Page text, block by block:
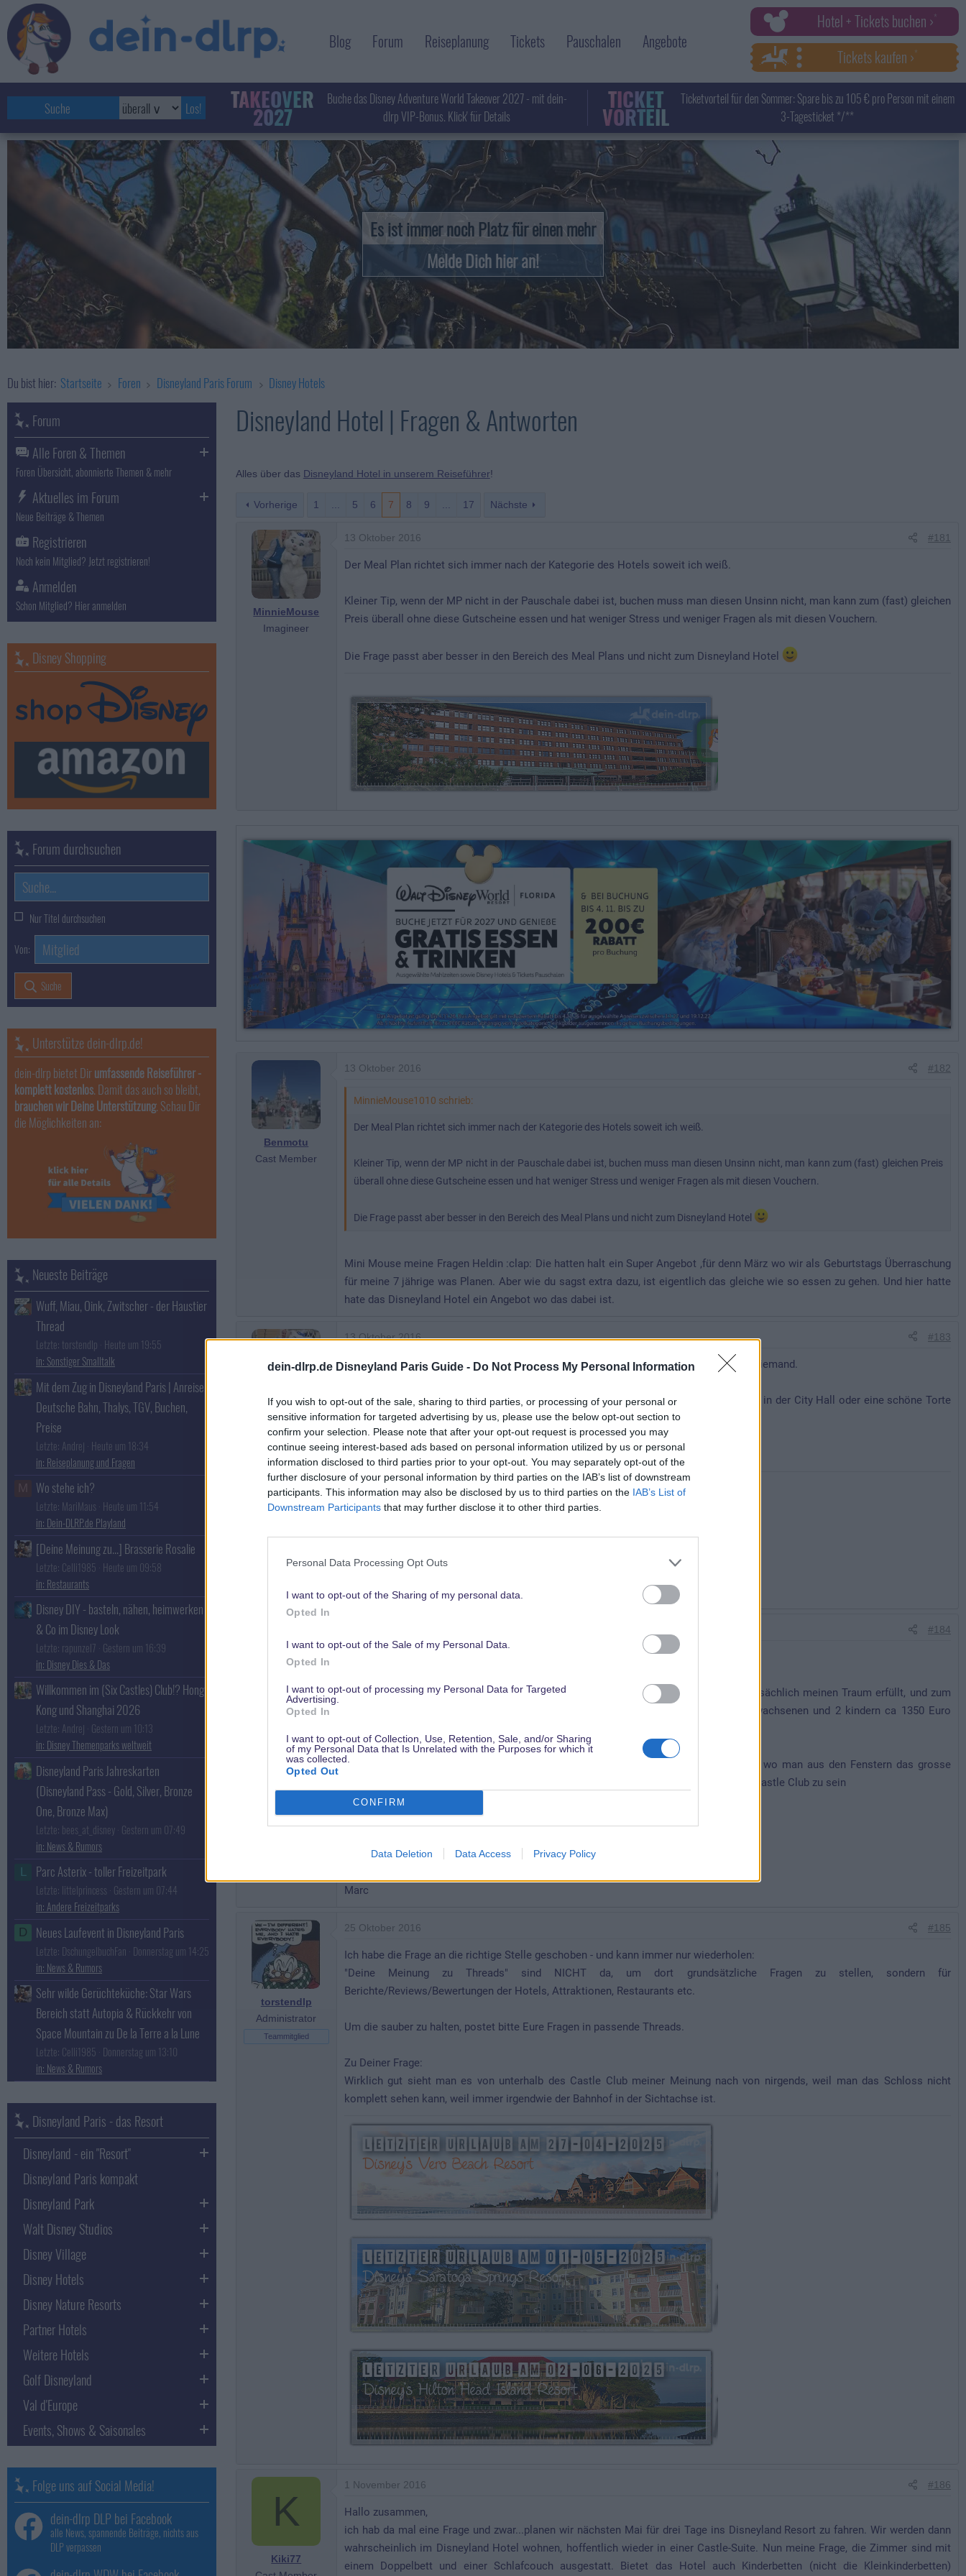
dein-dlrp.de Disneyland Paris Guide - Do Not Process My Personal Information
If you wish to opt-out of the sale, sharing to third parties, or processing of your personal or
sensitive information for targeted advertising by us, please use the below opt-out section to
confirm your selection. Please note that after your opt-out request is processed you may
continue seeing interest-based ads based on personal information utilized by us or personal
information disclosed to third parties prior to your opt-out. You may separately opt-out of the
further disclosure of your personal information by third parties on the IAB’s list of downstream
participants. This information may also be disclosed by us to third parties on the IAB’s List of
Downstream Participants that may further disclose it to other third parties.
Personal Data Processing Opt Outs
I want to opt-out of the Sharing of my personal data.
Opted In
I want to opt-out of the Sale of my Personal Data.
Opted In
I want to opt-out of processing my Personal Data for Targeted
Advertising.
Opted In
I want to opt-out of Collection, Use, Retention, Sale, and/or Sharing
of my Personal Data that Is Unrelated with the Purposes for which it
was collected.
Opted Out
CONFIRM
Data Deletion Data Access Privacy Policy
Blog Forum Reiseplanung Tickets Pauschalen Angebote
Hotel + Tickets buchen ›
Tickets kaufen ›
TAKEOVER
2027
Buche das Disney Adventure World Takeover 2027 - mit dein-
dlrp VIP-Bonus. Klick' für Details
TICKET
VORTEIL
Ticketvorteil für den Sommer: Spare bis zu 105 € pro Person mit einem
3-Tagesticket */**
Es ist immer noch Platz für einen mehr
Melde Dich hier an!
Du bist hier: Startseite Foren Disneyland Paris Forum Disney Hotels
Disneyland Hotel | Fragen & Antworten
Alles über das Disneyland Hotel in unserem Reiseführer!
Vorherige 1 5 6 7 8 9 17 Nächste
MinnieMouse
Imagineer
13 Oktober 2016 #181
Der Meal Plan richtet sich immer nach der Kategorie des Hotels soweit ich weiß.
Kleiner Tip, wenn der MP nicht in der Pauschale dabei ist, buchen muss man diesen Unsinn nicht, man kann zum (fast) gleichen
Preis überall ohne diese Gutscheine essen und hat weniger Stress und weniger Fragen als mit diesen Vouchern.
Die Frage passt aber besser in den Bereich des Meal Plans und nicht zum Disneyland Hotel
Benmotu
Cast Member
13 Oktober 2016 #182
MinnieMouse1010 schrieb:
Der Meal Plan richtet sich immer nach der Kategorie des Hotels soweit ich weiß.
Kleiner Tip, wenn der MP nicht in der Pauschale dabei ist, buchen muss man diesen Unsinn nicht, man kann zum (fast) gleichen Preis
überall ohne diese Gutscheine essen und hat weniger Stress und weniger Fragen als mit diesen Vouchern.
Die Frage passt aber besser in den Bereich des Meal Plans und nicht zum Disneyland Hotel
Mini Mouse meine Fragen Heldin :clap: Die hatten halt ein Super Angebot ,für denn März wo wir als Geburtstags Überraschung
für meine 7 jährige was Planen. Aber wie du sagst extra dazu, ist eigentlich das gleiche wie so essen zu gehen. Und hier hatte
hate das Disneyland Hotel ein Angebot wo das dabei ist.
MinnieMouse
Imagineer
13 Oktober 2016 #183
Wenn der MP in der Pauschale enthalten ist, alles gut, aber buchen muss das wirklich niemand.
Ein Geburtstag im DLP hört sich toll an, organisiert ihr auf jeden Fall einen Geb-Button in der City Hall oder eine schöne Torte
die dann von den Charactern im Cafe Mickey etc gebracht wird.
Ok, zurück zum Thema, das Disneyland Hotel ist toll
molma
Stammgast in den
Parks
#184
So wir werden also nexte Woche für 3 Nächte nach DRP fahren, und ich habe mir tatsächlich meinen Traum erfüllt, und zum
1.mal das Disney Hotel gebucht. Preislich haben wir für 3 Nächte/4 Tage mit 2 Erwachsenen und 2 kindern ca 1350 Euro
Ich habe allerdings einei konkrete Frage: Gibt es irgendwo im Hotel einen Platz von wo man aus den Fenstern das grosse
Schloss sieht, rpt sich Disney Dreams kann von weitem anschauen, ohne Member im Castle Club zu sein
Ich danke euch villmals
Marc
torstendlp
Administrator
Teammitglied
25 Oktober 2016 #185
Ich habe die Frage an die richtige Stelle geschoben - und kann immer nur wiederholen:
"Deine Meinung zu Threads" sind NICHT da, um dort grundsätzliche Fragen zu stellen, sondern für
Berichte/Reviews/Bewertungen der Hotels, Attraktionen, Restaurants etc.
Um die sauber zu halten, postet bitte Eure Fragen in passende Threads.
Zu Deiner Frage:
Wirklich gut sieht man es von unterhalb des Castle Club meiner Meinung nach von nirgends, weil man das Schloss nicht
komplett sehen kann, weil immer irgendwie der Bahnhof in der Sichtachse ist.
K
Kiki77
1 November 2016 #186
Hallo zusammen,
ich hab da mal eine Frage und zwar...planen wir nächsten Mai für drei Tage ins Disneyland Resort zu fahren. Wir werden dann
wahrscheinlich im Disneyland Hotel wohnen, hoffentlich wieder in einer Castle-Suite. Nun meine Frage, die Zimmer sind mit
einem Doppelbett und einer Schlafcouch ausgestatt. Bietet das Hotel auch Kinderbetten (nicht die Kleinkinderbetten)
Forum
Alle Foren & Themen
Foren Übersicht, abonnierte Themen & mehr
Aktuelles im Forum
Neue Beiträge & Themen
Registrieren
Noch kein Mitglied? Jetzt registrieren!
Anmelden
Schon Mitglied? Hier anmelden
Disney Shopping
Forum durchsuchen
Nur Titel durchsuchen
Von:
Suche
Unterstütze dein-dlrp.de!
dein-dlrp bietet Dirumfassende Reiseführer -
komplett kostenlos. Damit das auch so bleibt,
brauchen wir Deine Unterstützung. Schau Dir
die Möglichkeiten an:
Neueste Beiträge
Wuff, Miau, Oink, Zwitscher - der Haustier
Thread
Letzte: torstendlp Heute um 19:55
Sonstiger Smalltalk
Mit dem Zug in Disneyland Paris | Anreise,
Deutsche Bahn, Thalys, TGV, Buchen,
Preise
Letzte: Andrej Heute um 18:34
Reiseplanung und Fragen
Wo stehe ich?
Letzte: MariMaus Heute um 11:54
Dein-DLRP.de Playland
[Deine Meinung zu...] Brasserie Rosalie
Letzte: Celli1985 Heute um 09:58
Restaurants
Disney DIY - basteln, nähen, heimwerken
& Co im Disney Look
Letzte: rapunzel7 Gestern um 16:39
Disney Dies & Das
Willkommen im (Six Castles) Club!? Hong
Kong und Shanghai 2026
Letzte: Andrej Gestern um 10:13
Disney Themenparks weltweit
Disneyland Paris Jahreskarten
(Disneyland Pass - Gold, Silver, Bronze
One, Bronze Max)
Letzte: bees_at_disney Gestern um 07:49
News & Rumors
L Parc Asterix - toller Freizeitpark
Letzte: littelprincess Gestern um 07:44
Andere Freizeitparks
D Neues Laufevent in Disneyland Paris
Letzte: DschungelbuchFan Donnerstag um 14:25
News & Rumors
Sehr wilde Gerüchteküche: Star Wars
Bereich statt Autopia & Rückkehr von
Space Mountain zu De la Terre a la Lune
Letzte: Celli1985 Donnerstag um 13:10
News & Rumors
Disneyland Paris - das Resort
Disneyland - ein "Resort"
Disneyland Paris kompakt
Disneyland Park
Walt Disney Studios
Disney Village
Disney Hotels
Disney Nature Resorts
Partner Hotels
Weitere Hotels
Golf Disneyland
Val d'Europe
Events, Shows & Saisonales
Folge uns auf Social Media!
dein-dlrp DLP bei Facebook
alle News, spannende Beiträge, nichts aus
DLP verpassen